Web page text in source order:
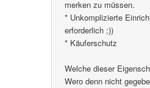
merken zu müssen.
* Unkomplizierte
erforderlich ;))
* Käuferschutz
Welche dieser
Wero denn nicht